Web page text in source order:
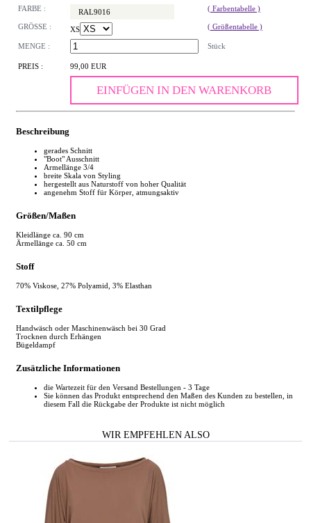
FARBE : RAL9016 ( Farbentabelle )
GRÖSSE : XS ( Größentabelle )
MENGE : Stück
PREIS : 99,00 EUR
EINFÜGEN IN DEN WARENKORB
Beschreibung
gerades Schnitt
"Boot" Ausschnitt
Armellänge 3/4
breite Skala von Styling
hergestellt aus Naturstoff von hoher Qualität
angenehm Stoff für Körper, atmungsaktiv
Größen/Maßen
Kleidlänge ca. 90 cm
Ärmellänge ca. 50 cm
Stoff
70% Viskose, 27% ​​Polyamid, 3% Elasthan
Textilpflege
Handwäsch oder Maschinenwäsch bei 30 Grad
Trocknen durch Erhängen
Bügeldampf
Zusätzliche Informationen
die Wartezeit für den Versand Bestellungen - 3 Tage
Sie können das Produkt entsprechend den Maßen des Kunden zu bestellen, in
diesem Fall die Rückgabe der Produkte ist nicht möglich
WIR EMPFEHLEN ALSO